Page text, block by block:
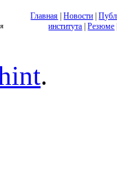
Главная |Новости |
института |Резюме
.